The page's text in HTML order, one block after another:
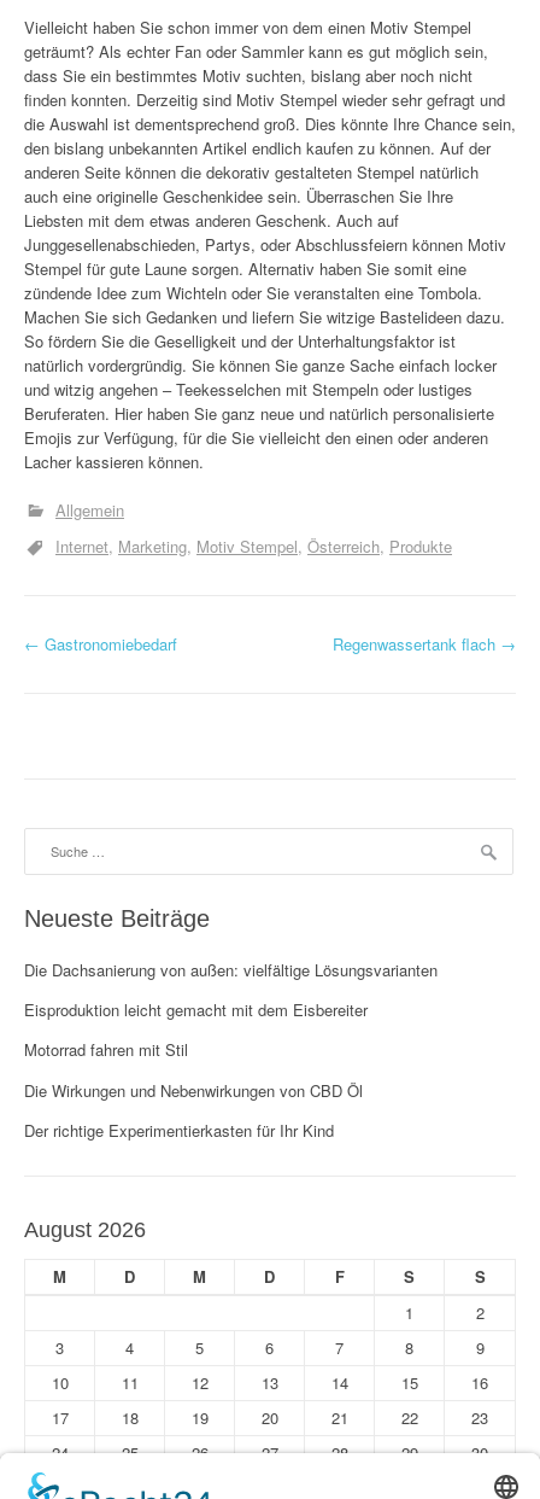
Vielleicht haben Sie schon immer von dem einen Motiv Stempel
geträumt? Als echter Fan oder Sammler kann es gut möglich sein,
dass Sie ein bestimmtes Motiv suchten, bislang aber noch nicht
finden konnten. Derzeitig sind Motiv Stempel wieder sehr gefragt und
die Auswahl ist dementsprechend groß. Dies könnte Ihre Chance sein,
den bislang unbekannten Artikel endlich kaufen zu können. Auf der
anderen Seite können die dekorativ gestalteten Stempel natürlich
auch eine originelle Geschenkidee sein. Überraschen Sie Ihre
Liebsten mit dem etwas anderen Geschenk. Auch auf
Junggesellenabschieden, Partys, oder Abschlussfeiern können Motiv
Stempel für gute Laune sorgen. Alternativ haben Sie somit eine
zündende Idee zum Wichteln oder Sie veranstalten eine Tombola.
Machen Sie sich Gedanken und liefern Sie witzige Bastelideen dazu.
So fördern Sie die Geselligkeit und der Unterhaltungsfaktor ist
natürlich vordergründig. Sie können Sie ganze Sache einfach locker
und witzig angehen – Teekesselchen mit Stempeln oder lustiges
Beruferaten. Hier haben Sie ganz neue und natürlich personalisierte
Emojis zur Verfügung, für die Sie vielleicht den einen oder anderen
Lacher kassieren können.
Allgemein
Internet Marketing Motiv Stempel Österreich Produkte
P
n
a
v
i
g
a
t
i
n
← Gastronomiebedarf Regenwassertank flach →
nach:
Neueste Beiträge
Die Dachsanierung von außen: vielfältige Lösungsvarianten
Eisproduktion leicht gemacht mit dem Eisbereiter
Motorrad fahren mit Stil
Die Wirkungen und Nebenwirkungen von CBD Öl
Der richtige Experimentierkasten für Ihr Kind
August 2026
M D M D F S
S
1
2
3
4 5 6 7 8
9
10
11 12 13 14 15
16
17
18 19 20 21 22
23
24
25 26 27 28 29
30
31